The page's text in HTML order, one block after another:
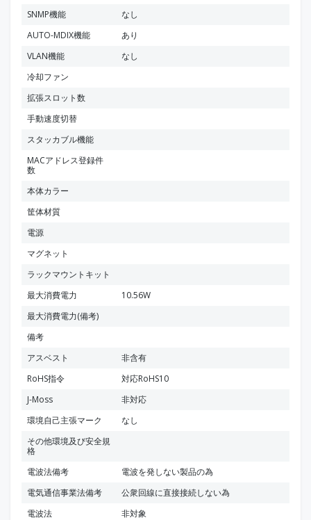
SNMP機能
なし
AUTO-MDIX機能
あり
VLAN機能
なし
冷却ファン
拡張スロット数
手動速度切替
スタッカブル機能
MACアドレス登録件
数
本体カラー
筐体材質
電源
マグネット
ラックマウントキット
最大消費電力
10.56W
最大消費電力(備考)
備考
アスベスト
非含有
RoHS指令
対応RoHS10
J-Moss
非対応
環境自己主張マーク
なし
その他環境及び安全規
格
電波法備考
電波を発しない製品の為
電気通信事業法備考
公衆回線に直接接続しない為
電波法
非対象